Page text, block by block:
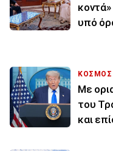
υπό
ΚΟΣΜΟΣ
Με
του
και